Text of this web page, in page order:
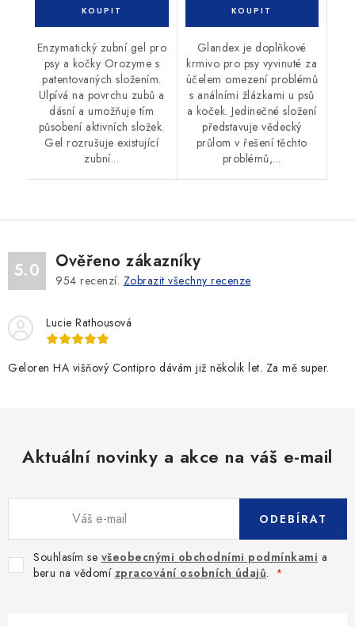
Enzymatický zubní gel pro
psy a kočky Orozyme s
patentovaných složením.
Ulpívá na povrchu zubů a
dásní a umožňuje tím
působení aktivních složek.
Gel rozrušuje existující
zubní...
Glandex je doplňkové
krmivo pro psy vyvinuté za
účelem omezení problémů
s análními žlázkami u psů
a koček. Jedinečné složení
představuje vědecký
průlom v řešení těchto
problémů,...
5.0 Ověřeno zákazníky
954 recenzí. Zobrazit všechny recenze
Lucie Rathousová
Geloren HA višňový Contipro dávám již několik let. Za mě super.
Aktuální novinky a akce na váš e-mail
Souhlasím se všeobecnými obchodními podmínkami a
beru na vědomí zpracování osobních údajů.
ODEBÍRAT